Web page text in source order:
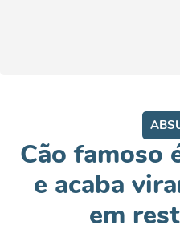
Cão famoso
e acaba
em